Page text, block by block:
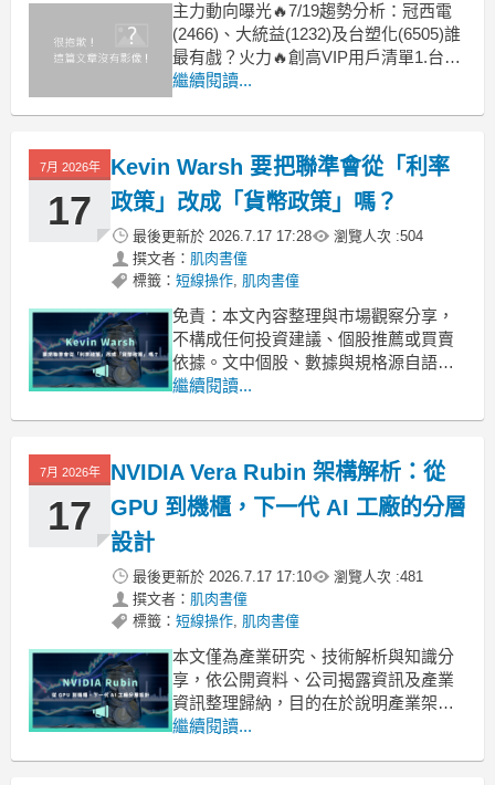
主力動向曝光🔥7/19趨勢分析：冠西電
(2466)、大統益(1232)及台塑化(6505)誰
最有戲？火力🔥創高VIP用戶清單1.台股
本週創高240日以上趨勢正向個股計8檔
盪，下降契線及月線呈壓，7/16 台積電
法說市場不
繼續閱讀...
7月 2026年
17
Kevin Warsh 要把聯準會從「利率
政策」改成「貨幣政策」嗎？
最後更新於 2026.7.17 17:28 瀏覽人次 :504
撰文者： 肌肉書僮
標籤： 短線操作, 肌肉書僮
免責：本文內容整理與市場觀察分享，
不構成任何投資建議、個股推薦或買賣
依據。文中個股、數據與規格源自語音
轉錄，可能有誤，請自行查證、獨立判
繼續閱讀...
7月 2026年
17
NVIDIA Vera Rubin 架構解析：從
GPU 到機櫃，下一代 AI 工廠的分層
設計
最後更新於 2026.7.17 17:10 瀏覽人次 :481
撰文者： 肌肉書僮
標籤： 短線操作, 肌肉書僮
本文僅為產業研究、技術解析與知識分
享，依公開資料、公司揭露資訊及產業
資訊整理歸納，目的在於說明產業架
構、技術演進、供應鏈角色與市場趨
繼續閱讀...